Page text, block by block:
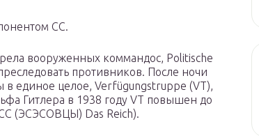
СС.
вооруженных коммандос, Politische
противников. После ночи
единое целое, Verfügungstruppe (VT),
Гитлера в 1938 году VT повышен до
(ЭСЭСОВЦЫ) Das Reich).